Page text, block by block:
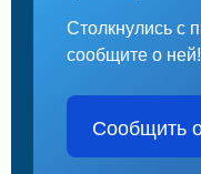
Столкнулись с
сообщите о ней!
Сообщить